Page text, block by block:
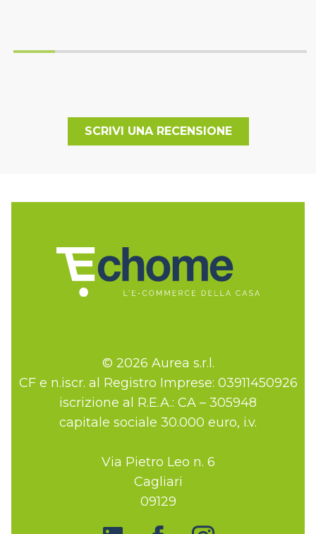
SCRIVI UNA RECENSIONE
© 2026 Aurea s.r.l.
CF e n.iscr. al Registro Imprese: 03911450926
iscrizione al R.E.A.: CA – 305948
capitale sociale 30.000 euro, i.v.
Via Pietro Leo n. 6
Cagliari
09129